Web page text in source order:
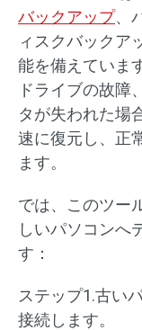
バックアップ、
ィスクバックア
能を備えていま
ドライブの故障
タが失われた場
速に復元し、正
ます。
では、このツー
しいパソコンへ
す：
ステップ1.古い
接続します。